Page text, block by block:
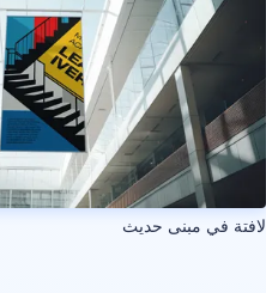
لافتة في مبنى حديث